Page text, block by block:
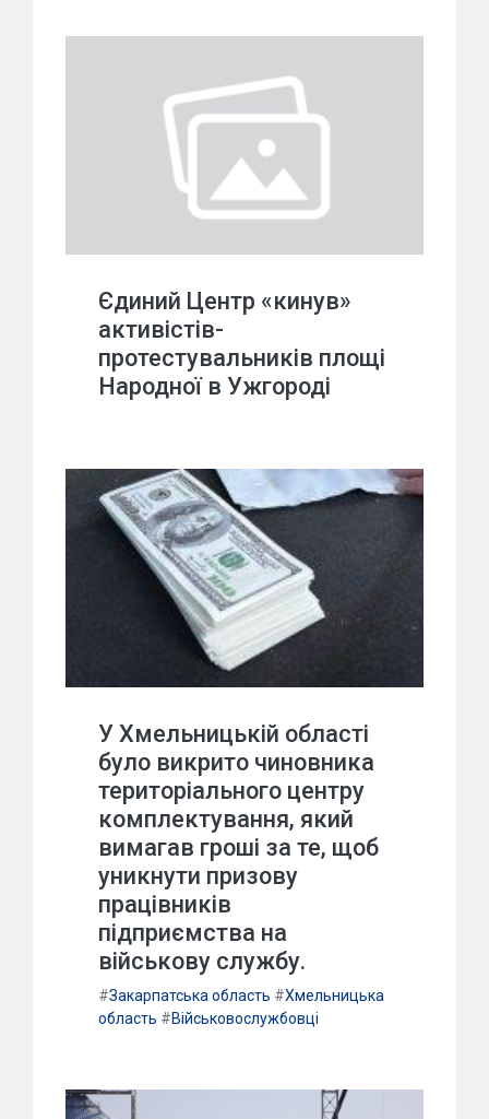
Єдиний Центр «кинув»
активістів-
протестувальників площі
Народної в Ужгороді
У Хмельницькій області
було викрито чиновника
територіального центру
комплектування, який
вимагав гроші за те, щоб
уникнути призову
працівників
підприємства на
військову службу.
#Закарпатська область #Хмельницька
область #Військовослужбовці